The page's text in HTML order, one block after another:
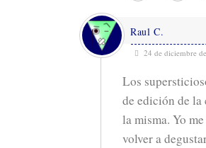
Raul C.
24 de diciembre
Los
de edición de
la misma. Yo
volver a